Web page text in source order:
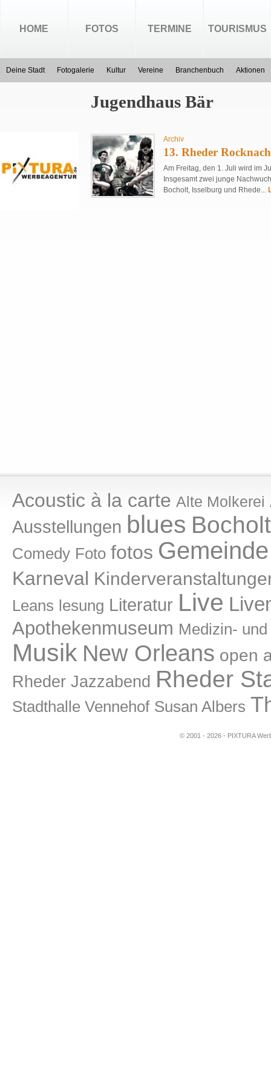
HOME FOTOS TERMINE TOURISMUS
Deine Stadt Fotogalerie Kultur Vereine Branchenbuch Aktionen
Jugendhaus Bär
Archiv
13. Rheder
Am Freitag, den 1. Juli wird im
Insgesamt zwei junge
Bocholt, Isselburg und Rhede...
Acoustic à la carte Alte Molkerei
Ausstellungen blues Bocholt
Comedy Foto fotos
Karneval
Leans lesung Literatur Live
Apothekenmuseum Medizin-
Musik New Orleans open
Rheder Jazzabend Rheder
Stadthalle Vennehof Susan Albers
© 2001 - 2026 - PIXTURA